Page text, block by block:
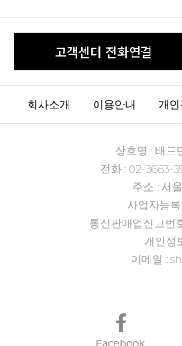
고객센터 전화연결
회사소개 이용안내 개
상호명 : 배
전화 : 02-3663-
주소 : 서
사업자등
통신판매업신고번
개인정
이메일 :